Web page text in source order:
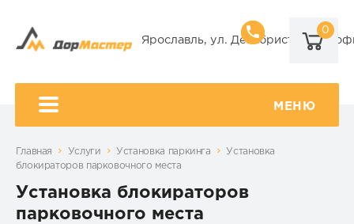
Ярославль, ул. Декабристов, 9А,
8 (920) 101-
0
МЕНЮ
Главная Услуги Установка паркинга
Установка
блокираторов парковочного места
Установка блокираторов
парковочного места